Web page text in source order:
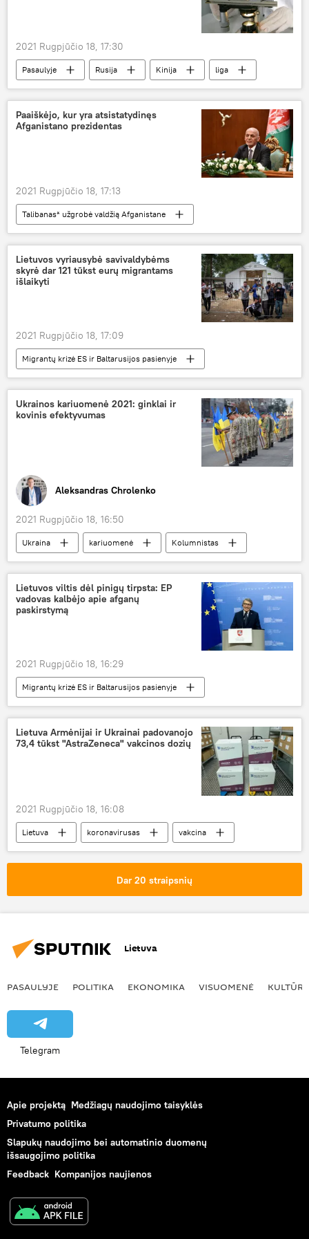
2021 Rugpjūčio 18, 17:30
Pasaulyje Rusija Kinija liga
Paaiškėjo, kur yra atsistatydinęs
Afganistano prezidentas
2021 Rugpjūčio 18, 17:13
Talibanas* užgrobė valdžią Afganistane
Afganistanas
JAE Talibanas
Lietuvos vyriausybė savivaldybėms
skyrė dar 121 tūkst eurų migrantams
išlaikyti
2021 Rugpjūčio 18, 17:09
Migrantų krizė ES ir Baltarusijos pasienyje
Lietuva
migrantai
Vyriausybė
neteisėti migrantai
Ukrainos kariuomenė 2021: ginklai ir
kovinis efektyvumas
Aleksandras Chrolenko
2021 Rugpjūčio 18, 16:50
Ukraina kariuomenė Kolumnistas
Lietuvos viltis dėl pinigų tirpsta: EP
vadovas kalbėjo apie afganų
paskirstymą
2021 Rugpjūčio 18, 16:29
Migrantų krizė ES ir Baltarusijos pasienyje
Lietuva
migrantai Europa
Lietuva Armėnijai ir Ukrainai padovanojo
73,4 tūkst "AstraZeneca" vakcinos dozių
2021 Rugpjūčio 18, 16:08
Lietuva koronavirusas
vakcina
Vakcinacija nuo COVID-19 Lietuvoje ir pasaulyje: iššūkiai ir pažanga
Dar 20 straipsnių
Lietuva
PASAULYJE POLITIKA EKONOMIKA VISUOMENĖ KULTŪRA
Telegram
Apie projektą Medžiagų naudojimo taisyklės
Privatumo politika
Slapukų naudojimo bei automatinio duomenų
išsaugojimo politika
Feedback Kompanijos naujienos